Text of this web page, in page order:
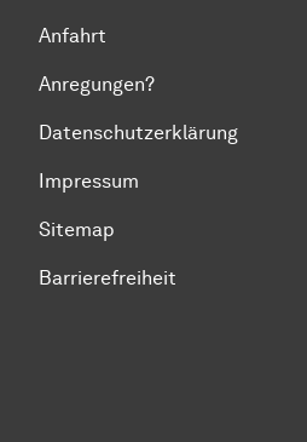
Anfahrt
Anregungen?
Datenschutzerklärung
Impressum
Sitemap
Barrierefreiheit